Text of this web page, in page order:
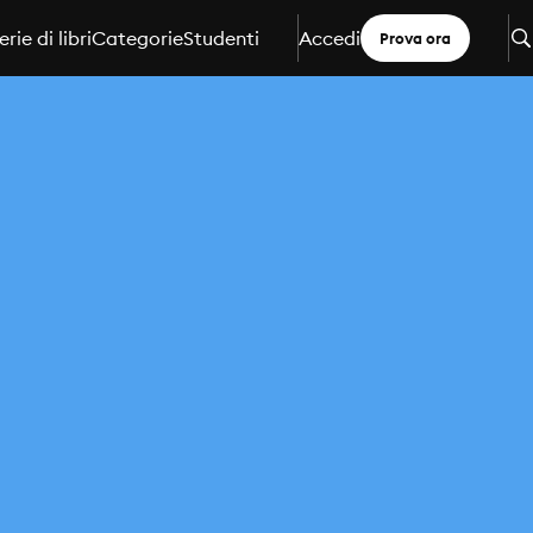
di libriCategorieStudenti Accedi Prova ora